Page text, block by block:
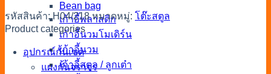
Bean bag
เก้าอี้พลาสติก
เก้าอี้นวมโมเดิร์น
เก้าอี้นวม
เก้าอี้สตูล / ลูกเต๋า
รหัสสินค้า:H04/218 หมวดหมู่: โต๊ะสตูล
Product categories
อุปกรณ์กั้นเขต
แผงกั้นจราจร